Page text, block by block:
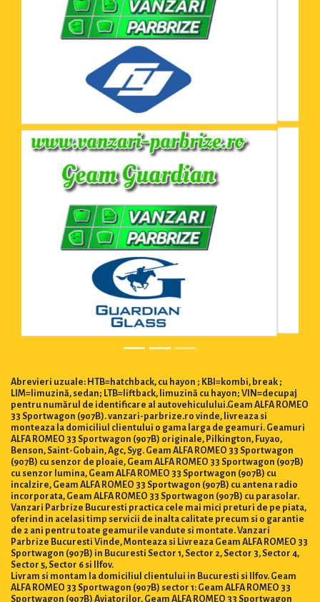
Abrevieri uzuale: HTB=hatchback, cu hayon ; KBI=kombi, break ;
LIM=limuzină, sedan; LTB=liftback, limuzină cu hayon; VIN=decupaj
pentru numărul de identificare al autovehiculului.Geam ALFA ROMEO
33 Sportwagon (907B). vanzari-parbrize.ro vinde, livreaza si
monteaza la domiciliul clientului o gama larga de geamuri. Geamuri
ALFA ROMEO 33 Sportwagon (907B) originale, Pilkington, Fuyao,
Benson, Saint-Gobain, Agc, Syg. Geam ALFA ROMEO 33 Sportwagon
(907B) cu senzor de ploaie, Geam ALFA ROMEO 33 Sportwagon (907B)
cu senzor lumina, Geam ALFA ROMEO 33 Sportwagon (907B) cu
incalzire, Geam ALFA ROMEO 33 Sportwagon (907B) cu antena radio
incorporata, Geam ALFA ROMEO 33 Sportwagon (907B) cu parasolar.
Vanzari Parbrize Bucuresti practica cele mai mici preturi de pe piata,
oferind in acelasi timp servicii de inalta calitate precum si o garantie
de 2 ani pentru toate geamurile vandute si montate. Vanzari
Parbrize Bucuresti Vinde, Monteaza si Livreaza Geam ALFA ROMEO 33
Sportwagon (907B) in Bucuresti Sector 1, Sector 2, Sector 3, Sector 4,
Sector 5, Sector 6 si Ilfov.
Livram si montam la domiciliul clientului in Bucuresti si Ilfov. Geam
ALFA ROMEO 33 Sportwagon (907B) sector 1: Geam ALFA ROMEO 33
Sportwagon (907B) Aviatorilor, Geam ALFA ROMEO 33 Sportwagon